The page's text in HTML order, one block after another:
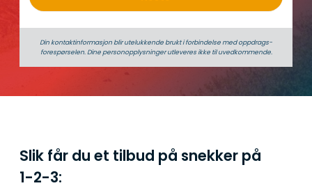
Din kontaktinformasjon blir utelukkende brukt i forbindelse med oppdrags­
forespørselen. Dine person­­opplysninger utleveres ikke til uvedkommende.
Slik får du et tilbud på snekker på
1-2-3: